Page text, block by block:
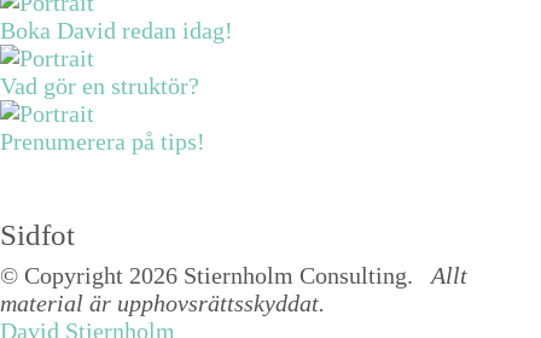
Boka David redan idag!
Vad gör en struktör?
Prenumerera på tips!
Sidfot
© Copyright 2026 Stiernholm Consulting. Allt
material är upphovsrättsskyddat.
David Stiernholm